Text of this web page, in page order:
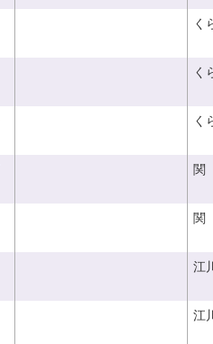
く
く
く
関
関
江川
江川